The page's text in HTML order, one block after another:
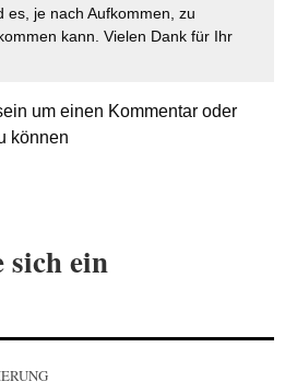
es, je nach Aufkommen, zu
kann. Vielen Dank für Ihr
um einen Kommentar oder
können
sich ein